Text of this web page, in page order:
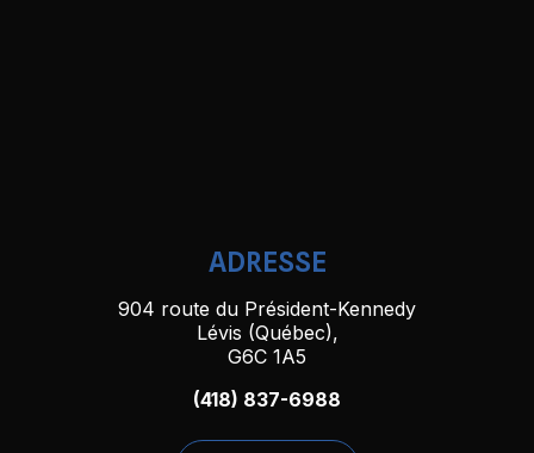
ADRESSE
904 route du Président-Kennedy
Lévis (Québec),
G6C 1A5
(418) 837-6988